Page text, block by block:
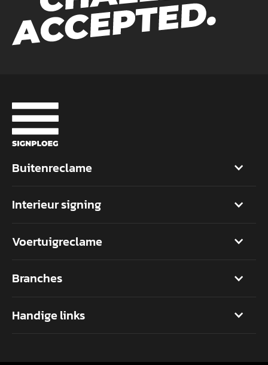
Buitenreclame
Interieur signing
Voertuigreclame
Branches
Handige links